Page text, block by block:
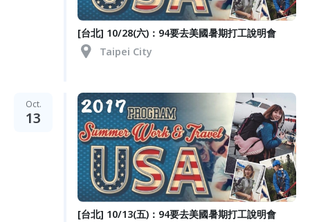
[台北] 10/28(六)：94要去美國暑期打工說明會
Taipei City
Oct.
13
[台北] 10/13(五)：94要去美國暑期打工說明會